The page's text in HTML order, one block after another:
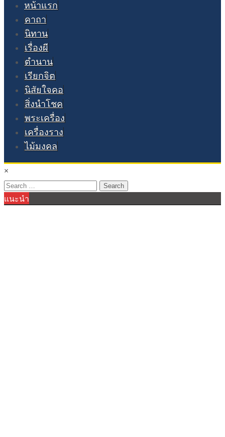
หน้าแรก
คาถา
นิทาน
เรื่องผี
ตำนาน
เรียกจิต
นิสัยใจคอ
สิ่งนำโชค
พระเครื่อง
เครื่องราง
ไม้มงคล
×
Search
for:
แนะนำ